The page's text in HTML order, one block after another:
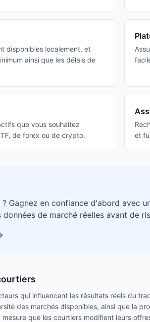
disponibles localement, et
ainsi que les délais de
que vous souhaitez
de forex ou de crypto.
et
Gagnez en confiance d'abord avec
de marché réelles avant de
qui influencent les résultats réels du
des marchés disponibles, ainsi que la
que les courtiers modifient leurs